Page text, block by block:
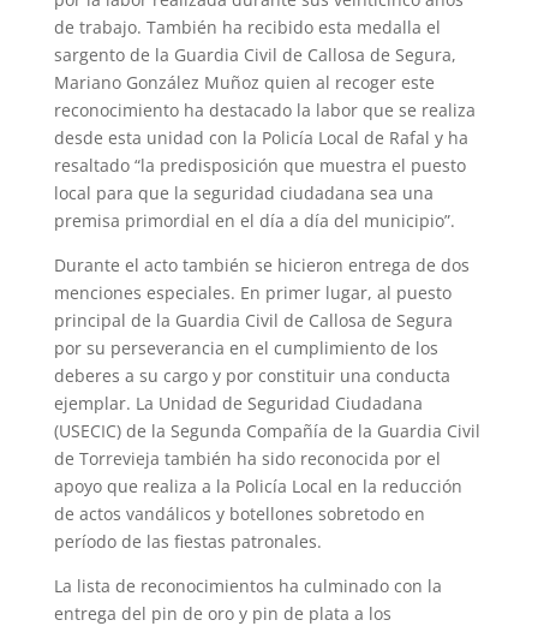
de trabajo. También ha recibido esta medalla el
sargento de la Guardia Civil de Callosa de Segura,
Mariano González Muñoz quien al recoger este
reconocimiento ha destacado la labor que se realiza
desde esta unidad con la Policía Local de Rafal y ha
resaltado “la predisposición que muestra el puesto
local para que la seguridad ciudadana sea una
premisa primordial en el día a día del municipio”.
Durante el acto también se hicieron entrega de dos
menciones especiales. En primer lugar, al puesto
principal de la Guardia Civil de Callosa de Segura
por su perseverancia en el cumplimiento de los
deberes a su cargo y por constituir una conducta
ejemplar. La Unidad de Seguridad Ciudadana
(USECIC) de la Segunda Compañía de la Guardia Civil
de Torrevieja también ha sido reconocida por el
apoyo que realiza a la Policía Local en la reducción
de actos vandálicos y botellones sobretodo en
período de las fiestas patronales.
La lista de reconocimientos ha culminado con la
entrega del pin de oro y pin de plata a los